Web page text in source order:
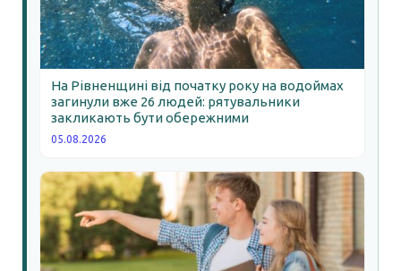
На Рівненщині від початку року на водоймах
загинули вже 26 людей: рятувальники
закликають бути обережними
05.08.2026